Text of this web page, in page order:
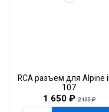
RCA разъем для Alpine
107
1 650 ₽2 100 ₽